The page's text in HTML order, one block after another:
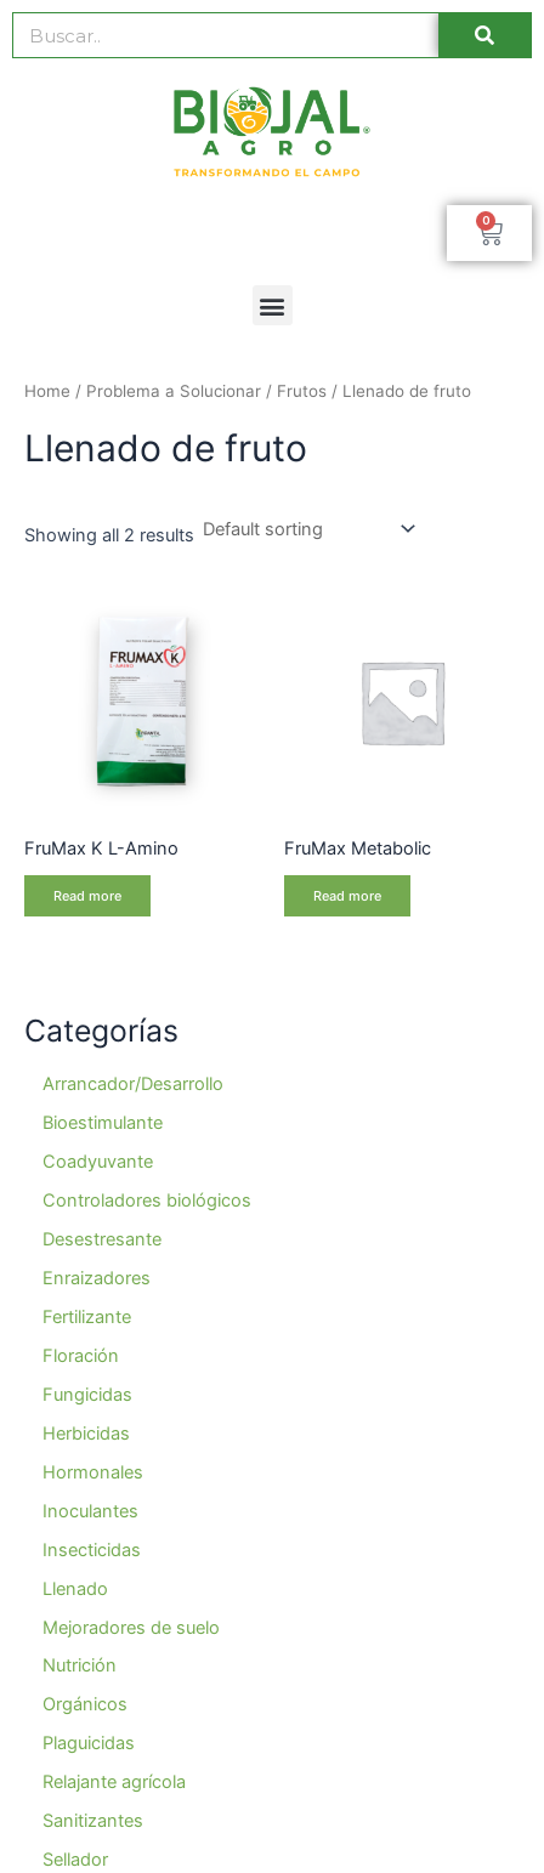
Buscar
0
Menú
Categorías
Arrancador/Desarrollo
Bioestimulante
Coadyuvante
Controladores biológicos
Desestresante
Enraizadores
Fertilizante
Floración
Fungicidas
Herbicidas
Hormonales
Inoculantes
Insecticidas
Llenado
Mejoradores de suelo
Nutrición
Orgánicos
Plaguicidas
Relajante agrícola
Sanitizantes
Sellador
Home / Problema a Solucionar / Frutos / Llenado de fruto
Llenado de fruto
Showing all 2 results
FruMax K L-Amino
Read more
FruMax Metabolic
Read more